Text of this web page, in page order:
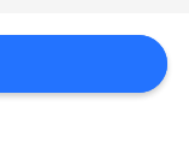
اطلب